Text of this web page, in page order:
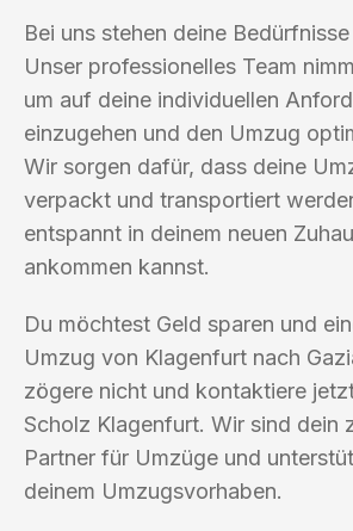
Bei uns stehen deine
Unser professionelles Team
um auf deine individuellen
einzugehen und den Umzug
Wir sorgen dafür, dass deine
verpackt und transportiert
entspannt in deinem neuen
ankommen kannst.
Du möchtest Geld sparen und
Umzug von Klagenfurt nach
zögere nicht und kontaktiere
Scholz Klagenfurt. Wir sind dein
Partner für Umzüge und
deinem Umzugsvorhaben.